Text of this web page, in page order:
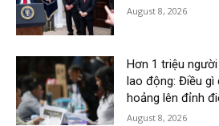
August 8, 2026
Hơn 1 triệu
lao động: Điều gì
hoảng lên đỉnh
August 8, 2026